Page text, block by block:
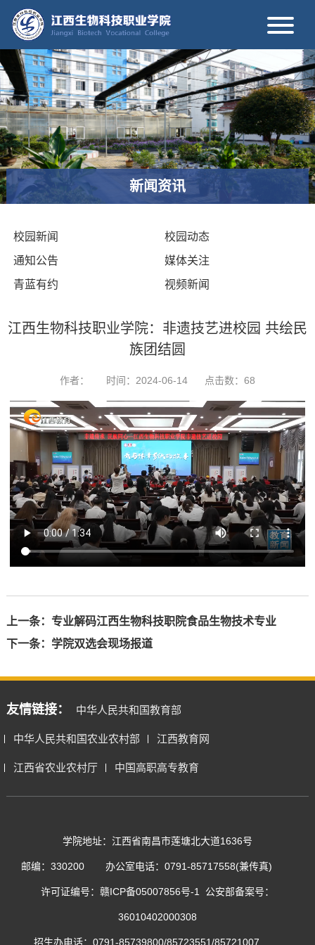
新闻资讯
校园新闻
校园动态
通知公告
媒体关注
青蓝有约
视频新闻
江西生物科技职业学院：非遗技艺进校园 共绘民
族团结圆
作者： 时间：2024-06-14 点击数： 68
上一条： 专业解码江西生物科技职院食品生物技术专业
下一条： 学院双选会现场报道
友情链接： 中华人民共和国教育部
中华人民共和国农业农村部 江西教育网
江西省农业农村厅 中国高职高专教育
学院地址：江西省南昌市莲塘北大道1636号
邮编：330200 办公室电话：0791-85717558(兼传真)
许可证编号： 赣ICP备05007856号-1 公安部备案号：
36010402000308
招生办电话：0791-85739800/85723551/85721007